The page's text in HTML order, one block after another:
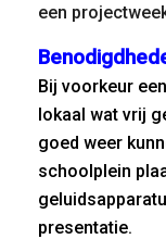
een
Bij voorkeur
lokaal wat vrij
goed weer
schoolplein
presentatie.